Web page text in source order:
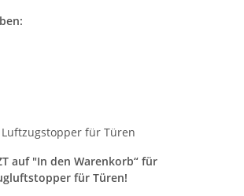
Luftzugstopper für Türen
auf "In den Warenkorb“ für
für Türen!